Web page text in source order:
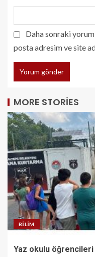
Daha sonraki
posta adresim ve site
MORE STORIES
BILIM
Yaz okulu